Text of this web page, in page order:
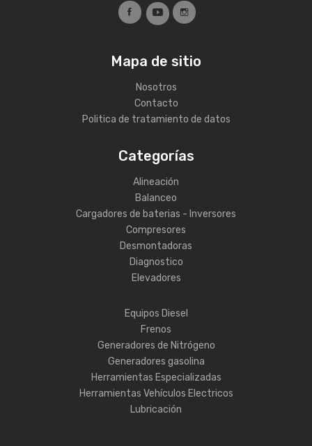
Mapa de sitio
Nosotros
Contacto
Politica de tratamiento de datos
Categorías
Alineación
Balanceo
Cargadores de baterias - Inversores
Compresores
Desmontadoras
Diagnostico
Elevadores
Equipos Diesel
Frenos
Generadores de Nitrógeno
Generadores gasolina
Herramientas Especializadas
Herramientas Vehículos Electricos
Lubricación